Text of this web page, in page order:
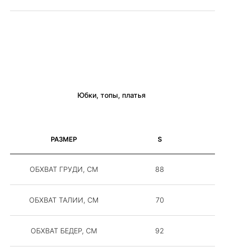
Юбки, топы, платья
РАЗМЕР S
ОБХВАТ ГРУДИ, СМ 88
ОБХВАТ ТАЛИИ, СМ 70
ОБХВАТ БЕДЕР, СМ 92